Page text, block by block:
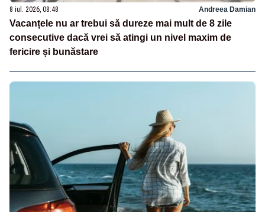
8 iul. 2026, 08:48 Andreea Damian
Vacanțele nu ar trebui să dureze mai mult de 8 zile
consecutive dacă vrei să atingi un nivel maxim de
fericire și bunăstare